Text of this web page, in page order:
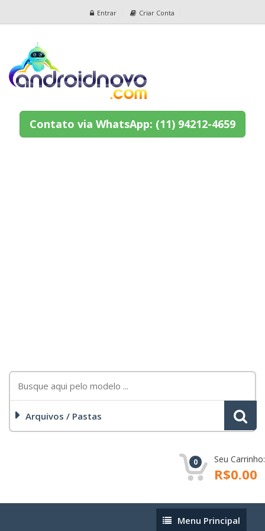
Entrar Criar Conta
Contato via WhatsApp: (11) 94212-4659
Arquivos / Pastas
0 Seu Carrinho:
R$0.00
MenuMenu Principal